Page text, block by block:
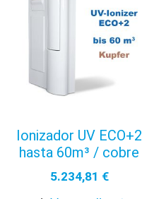
Ionizador UV ECO+2
hasta 60m³ / cobre
5.234,81 €